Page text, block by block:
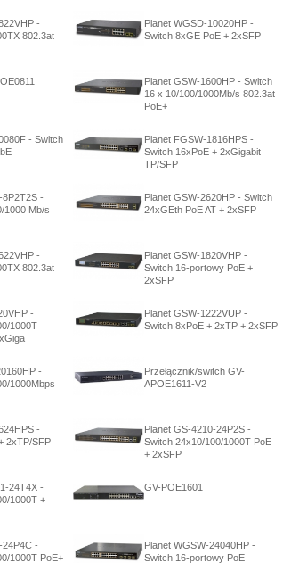
-
802.3at
Planet WGSD-10020HP -
Switch 8xGE PoE + 2xSFP
Planet GSW-1600HP - Switch
16 x 10/100/1000Mb/s 802.3at
PoE+
- Switch
Planet FGSW-1816HPS -
Switch 16xPoE + 2xGigabit
TP/SFP
8P2T2S -
1000 Mb/s
Planet GSW-2620HP - Switch
24xGEth PoE AT + 2xSFP
-
802.3at
Planet GSW-1820VHP -
Switch 16-portowy PoE +
2xSFP
-
1000T
Planet GSW-1222VUP -
Switch 8xPoE + 2xTP + 2xSFP
-
1000Mbps
Przełącznik/switch GV-
APOE1611-V2
-
2xTP/SFP
Planet GS-4210-24P2S -
Switch 24x10/100/1000T PoE
+ 2xSFP
24T4X -
1000T +
GV-POE1601
24P4C -
1000T PoE+
Planet WGSW-24040HP -
Switch 16-portowy PoE